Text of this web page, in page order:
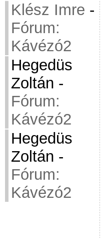
Klész Imre -
Fórum:
Kávézó2
Hegedüs
Zoltán -
Fórum:
Kávézó2
Hegedüs
Zoltán -
Fórum:
Kávézó2